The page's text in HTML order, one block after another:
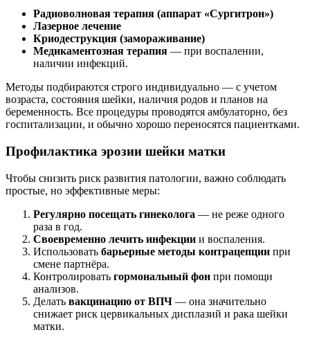
Радиоволновая терапия (аппарат «Сургитрон»)
Лазерное лечение
Криодеструкция (замораживание)
Медикаментозная терапия — при воспалении,
наличии инфекций.
Методы подбираются строго индивидуально — с учетом
возраста, состояния шейки, наличия родов и планов на
беременность. Все процедуры проводятся амбулаторно, без
госпитализации, и обычно хорошо переносятся пациентками.
Профилактика эрозии шейки матки
Чтобы снизить риск развития патологии, важно соблюдать
простые, но эффективные меры:
Регулярно посещать гинеколога — не реже одного
раза в год.
Своевременно лечить инфекции и воспаления.
Использовать барьерные методы контрацепции при
смене партнёра.
Контролировать гормональный фон при помощи
анализов.
Делать вакцинацию от ВПЧ — она значительно
снижает риск цервикальных дисплазий и рака шейки
матки.